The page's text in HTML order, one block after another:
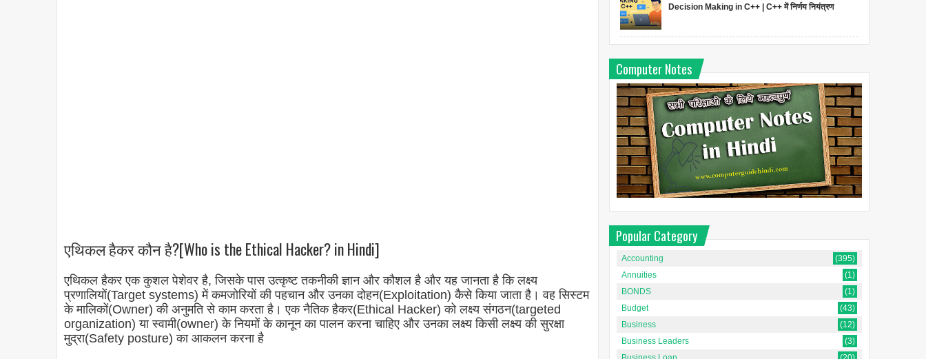
एथिकल हैकर कौन है?[Who is the Ethical Hacker? in Hindi]
एथिकल हैकर एक कुशल पेशेवर है, जिसके पास उत्कृष्ट तकनीकी ज्ञान और कौशल है और यह जानता है कि लक्ष्य
प्रणालियों(Target systems) में कमजोरियों की पहचान और उनका दोहन(Exploitation) कैसे किया जाता है। वह सिस्टम
के मालिकों(Owner) की अनुमति से काम करता है। एक नैतिक हैकर(Ethical Hacker) को लक्ष्य संगठन(targeted
organization) या स्वामी(owner) के नियमों के कानून का पालन करना चाहिए और उनका लक्ष्य किसी लक्ष्य की सुरक्षा
मुद्रा(Safety posture) का आकलन करना है
Decision Making in C++ | C++ में निर्णय नियंत्रण
Computer Notes
Popular Category
Accounting
(395)
Annuities
(1)
BONDS
(1)
Budget
(43)
Business
(12)
Business Leaders
(3)